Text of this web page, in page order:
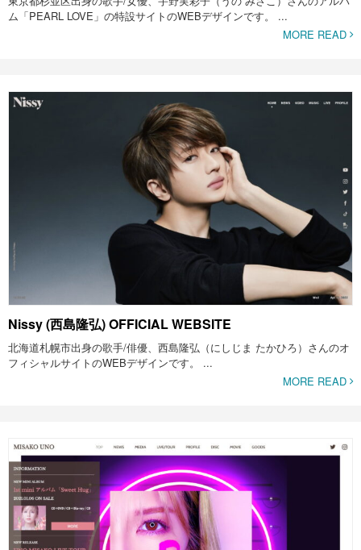
ム「PEARL LOVE」の特設サイトのWEBデザインです。 ...
MORE READ
Nissy (西島隆弘) OFFICIAL WEBSITE
北海道札幌市出身の歌手/俳優、西島隆弘（にしじま たかひろ）さんのオ
フィシャルサイトのWEBデザインです。 ...
MORE READ